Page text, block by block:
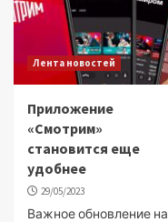
Лента новостей
Приложение
«Смотрим»
становится еще
удобнее
29/05/2023
Важное обновление на